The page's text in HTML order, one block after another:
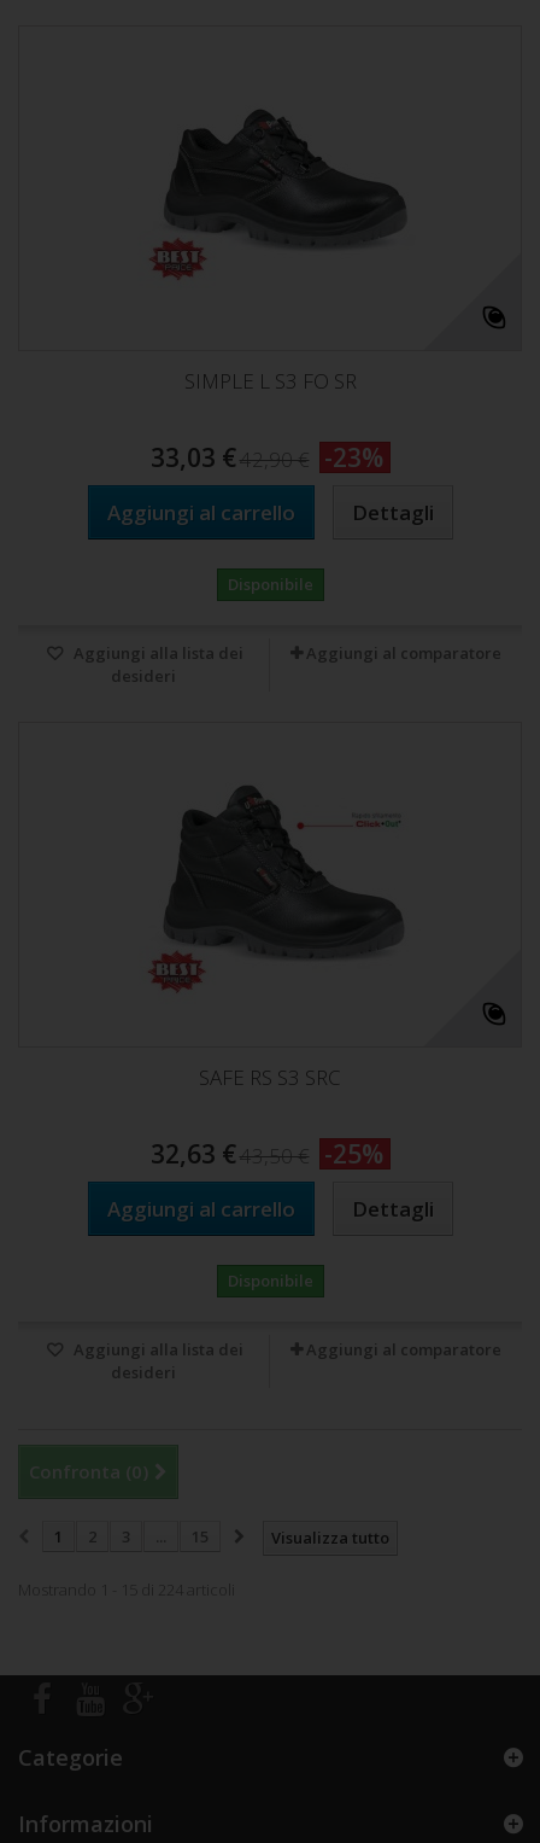
SIMPLE L S3 FO SR
33,03 €42,90 € -23%
Aggiungi al carrello Dettagli
Disponibile
Aggiungi alla lista dei
desideri
Aggiungi al comparatore
SAFE RS S3 SRC
32,63 €43,50 € -25%
Aggiungi al carrello Dettagli
Disponibile
Aggiungi alla lista dei
desideri
Aggiungi al comparatore
Confronta (0)
Visualizza tutto
1 2 3 15
Mostrando 1 - 15 di 224 articoli
Categorie
Informazioni